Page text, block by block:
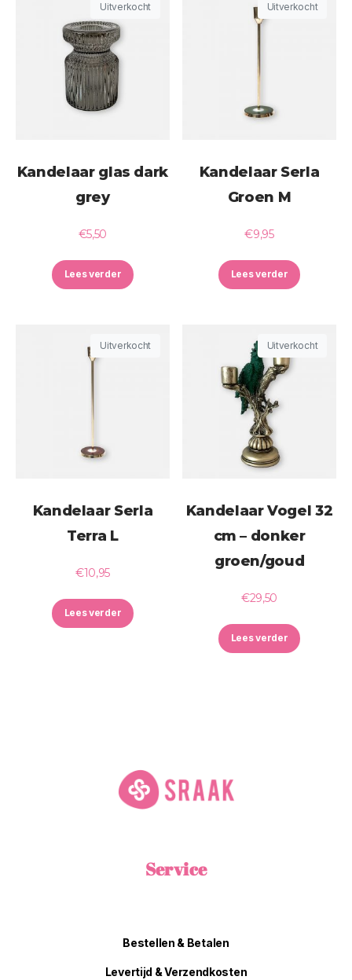
Uitverkocht
Kandelaar glas dark
grey
€5,50
Lees verder
Uitverkocht
Kandelaar Serla
Groen M
€9,95
Lees verder
Uitverkocht
Kandelaar Serla
Terra L
€10,95
Lees verder
Uitverkocht
Kandelaar Vogel 32
cm – donker
groen/goud
€29,50
Lees verder
Service
Bestellen & Betalen
Levertijd & Verzendkosten